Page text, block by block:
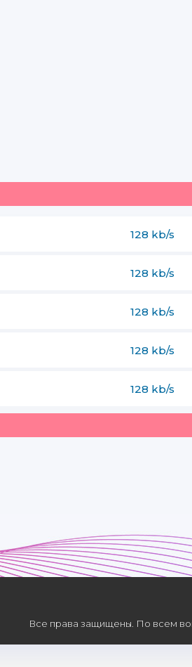
128 kb/s
128 kb/s
128 kb/s
128 kb/s
128 kb/s
Все права защищены. По всем